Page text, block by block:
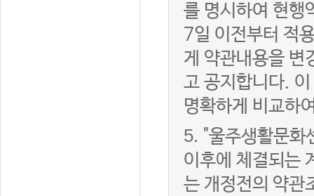
를 명시하여 현행
7일 이전부터 적
게 약관내용을 변
고 공지합니다.
명확하게 비교하
5. "울주생활문화
이후에 체결되는
는 개정전의 약관